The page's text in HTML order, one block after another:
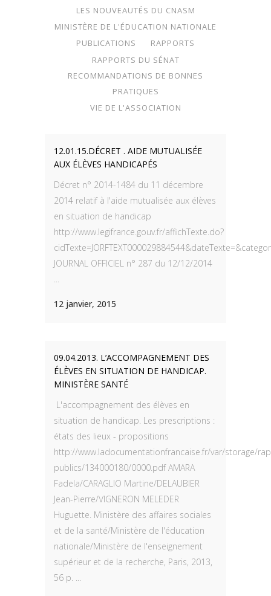
LES NOUVEAUTÉS DU CNASM
MINISTÈRE DE L'ÉDUCATION NATIONALE
PUBLICATIONS
RAPPORTS
RAPPORTS DU SÉNAT
RECOMMANDATIONS DE BONNES
PRATIQUES
VIE DE L'ASSOCIATION
12.01.15.DÉCRET . AIDE MUTUALISÉE
AUX ÉLÈVES HANDICAPÉS
Décret n° 2014-1484 du 11 décembre
2014 relatif à l'aide mutualisée aux élèves
en situation de handicap
http://www.legifrance.gouv.fr/affichTexte.do?
JOURNAL OFFICIEL n° 287 du 12/12/2014
...
12 janvier, 2015
09.04.2013. L’ACCOMPAGNEMENT DES
ÉLÈVES EN SITUATION DE HANDICAP.
MINISTÈRE SANTÉ
L'accompagnement des élèves en
situation de handicap. Les prescriptions :
états des lieux - propositions
http://www.ladocumentationfrancaise.fr/var/storage/
publics/134000180/0000.pdf AMARA
Fadela/CARAGLIO Martine/DELAUBIER
Jean-Pierre/VIGNERON MELEDER
Huguette. Ministère des affaires sociales
et de la santé/Ministère de l'éducation
nationale/Ministère de l'enseignement
supérieur et de la recherche, Paris, 2013,
56 p. ...